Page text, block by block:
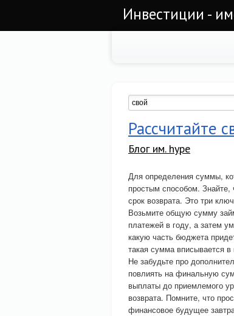
Инвестиции -
Рассчитайте
Блог им. hype
Для определения суммы,
простым способом.
срок возврата. Это три
Возьмите общую сумму
платежей в году, а затем
какую часть бюджета
такая сумма вписывается
Не забудьте про
повлиять на финальную
выплаты до приемлемого
возврата. Помните, что
финансовое будущее